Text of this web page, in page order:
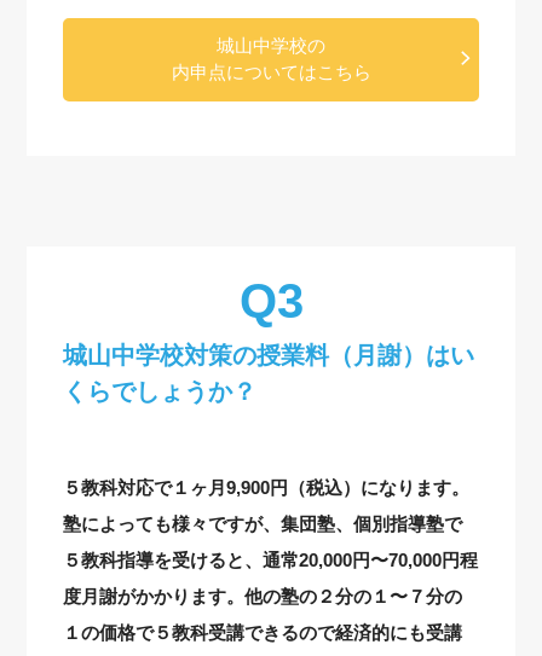
城山中学校の
内申点についてはこちら
城山中学校対策の授業料（月謝）はい
くらでしょうか？
５教科対応で１ヶ月9,900円（税込）になります。
塾によっても様々ですが、集団塾、個別指導塾で
５教科指導を受けると、通常20,000円〜70,000円程
度月謝がかかります。他の塾の２分の１〜７分の
１の価格で５教科受講できるので経済的にも受講